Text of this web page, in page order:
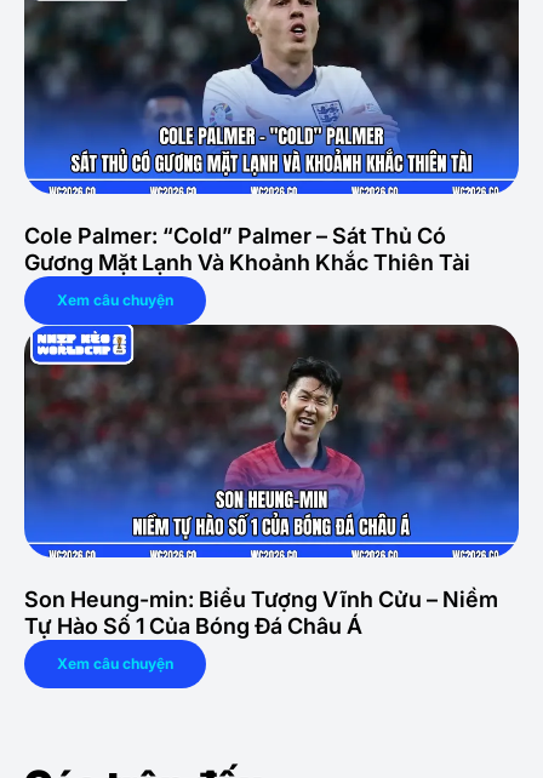
Cole Palmer: “Cold” Palmer – Sát Thủ Có
Gương Mặt Lạnh Và Khoảnh Khắc Thiên Tài
Xem câu chuyện
Son Heung-min: Biểu Tượng Vĩnh Cửu – Niềm
Tự Hào Số 1 Của Bóng Đá Châu Á
Xem câu chuyện